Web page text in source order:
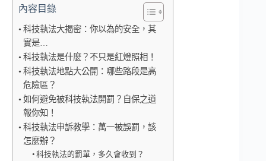
內容目錄
科技執法大揭密：你以為的安全，其
實是…
科技執法是什麼？不只是紅燈照相！
科技執法地點大公開：哪些路段是高
危險區？
如何避免被科技執法開罰？自保之道
報你知！
科技執法申訴教學：萬一被誤罰，該
怎麼辦？
科技執法的罰單，多久會收到？